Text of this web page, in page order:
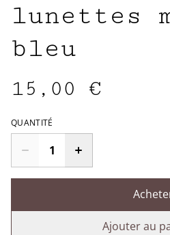
lunettes
bleu
15,00 €
QUANTITÉ
Ajouter au